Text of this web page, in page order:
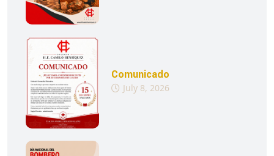
Comunicado
July 8, 2026